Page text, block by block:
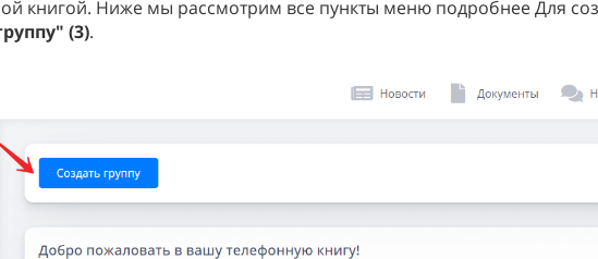
книгой. Ниже мы рассмотрим все пункты меню подробнее Для
(3).